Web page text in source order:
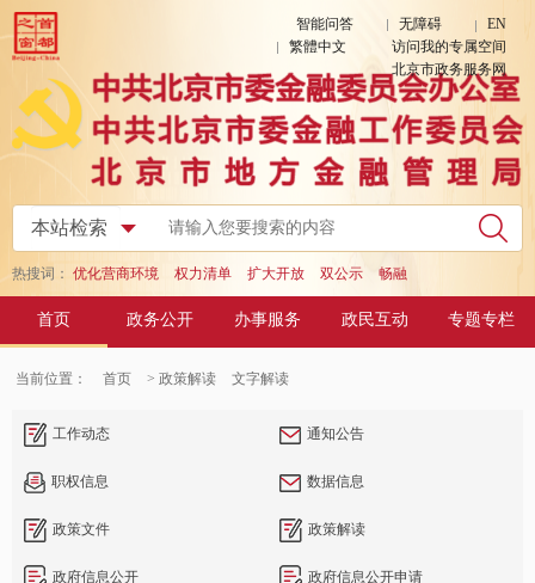
智能问答 无障碍
EN
繁體中文
访问我的专属空间
北京市政务服务网
热搜词： 优化营商环境 权力清单 扩大开放 双公示 畅融
首页 政务公开 办事服务 政民互动 专题专栏
当前位置： 首页 > 政策解读 文字解读
工作动态 通知公告
职权信息 数据信息
政策文件 政策解读
政府信息公开 政府信息公开申请